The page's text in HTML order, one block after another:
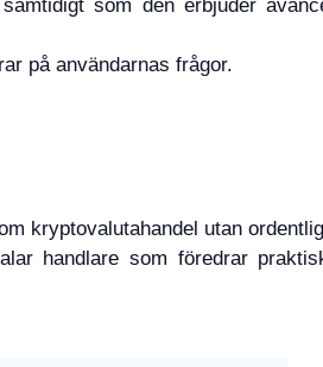
som den erbjuder
på användarnas frågor.
kryptovalutahandel utan
handlare som föredrar